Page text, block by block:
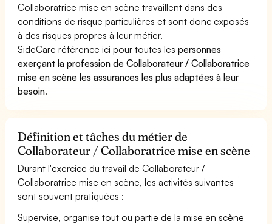
Collaboratrice mise en scène travaillent dans des
conditions de risque particulières et sont donc exposés
à des risques propres à leur métier.
SideCare référence ici pour toutes lespersonnes
exerçant la profession de Collaborateur / Collaboratrice
mise en scène les assurances les plus adaptées à leur
besoin.
Définition et tâches du métier de
Collaborateur / Collaboratrice mise en scène
Durant l'exercice du travail de Collaborateur /
Collaboratrice mise en scène, les activités suivantes
sont souvent pratiquées :
Supervise, organise tout ou partie de la mise en scène